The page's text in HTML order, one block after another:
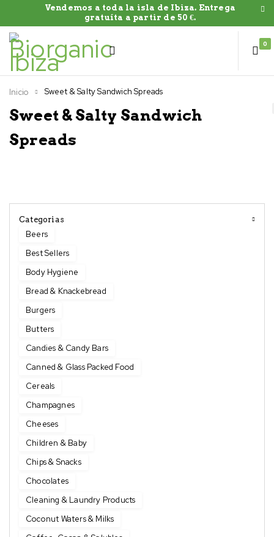
Vendemos a toda la isla de Ibiza. Entrega
gratuíta a partir de 50 €.
0
Sweet & Salty Sandwich
Spreads
Inicio Sweet & Salty Sandwich Spreads
Categorias
Beers
Best Sellers
Body Hygiene
Bread & Knackebread
Burgers
Butters
Candies & Candy Bars
Canned & Glass Packed Food
Cereals
Champagnes
Cheeses
Children & Baby
Chips & Snacks
Chocolates
Cleaning & Laundry Products
Coconut Waters & Milks